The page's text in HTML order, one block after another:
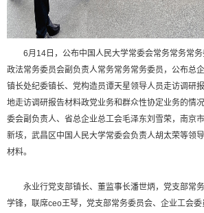
6月14日，公布中国人民大学常委会常务常务常
政法常务委员会副负责人常务常务常务委员，公布总
镇长处纪委镇长、党构造员谭天星领导人员走访调研
地走访调研报告材料政党业务和群众性协定业务的情
委会副负责人、省总企业总工会毛泽东刘雪荣，南京
新垓，武昌区中国人民大学常委会负责人胡太荣等领
材料。
永业行党支部镇长、董监事长潘世炳，党支部常
学锋，联席ceo王琴，党支部常务委员会、企业工会